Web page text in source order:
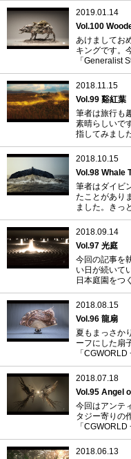
2019.01.14
Vol.100
あけましてお
キングです。
「Generalist
2018.11.15
Vol.99 谿紅葉
筆者は旅行も
素晴らしいで
指してみまし
2018.10.15
Vol.98 Whale
筆者はダイビ
たことがあり
ました。きっ
2018.09.14
Vol.97 光庭
今回の記事を
い日が続いて
日本庭園をつ
2018.08.15
Vol.96 龍扇
夏もまっさか
ーフにした扇
「CGWORLD
2018.07.18
Vol.95 Angel
今回はアンテ
タジー寄りの
「CGWORLD
2018.06.13